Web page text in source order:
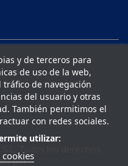
y de terceros para
de uso de la web,
de navegación
del usuario y otras
También permitimos el
con redes sociales.
utilizar:
cookies
porSeintosoft